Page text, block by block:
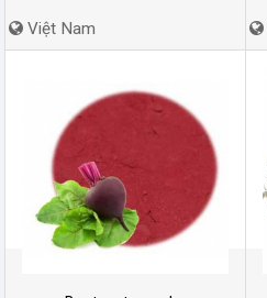
Việt Nam